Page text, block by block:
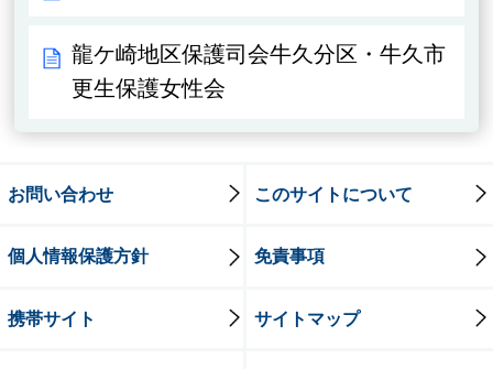
龍ケ崎地区保護司会牛久分区・牛久市
更生保護女性会
お問い合わせ このサイトについて
個人情報保護方針 免責事項
携帯サイト サイトマップ